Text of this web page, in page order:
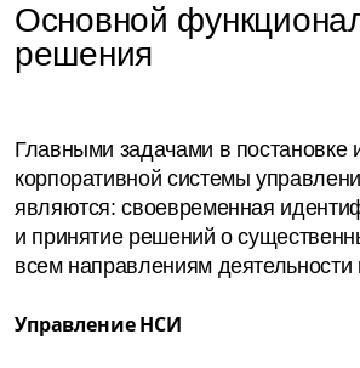
Основной
решения
Главными задачами в постановке
корпоративной системы
являются: своевременная
и принятие решений о
всем направлениям деятельности
Управление НСИ